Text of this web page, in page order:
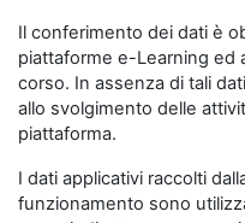
Il conferimento dei dati è
piattaforme e-Learning ed
corso. In assenza di tali
allo svolgimento delle
piattaforma.
I dati applicativi raccolti
funzionamento sono